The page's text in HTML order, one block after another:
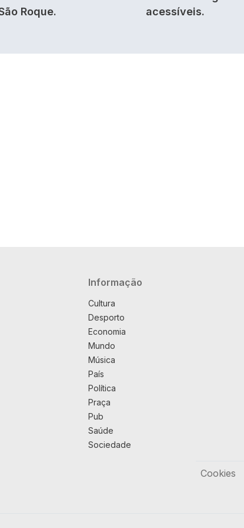
Roque.
acessíveis.
Navegação principal
Informação
Cultura
Desporto
Economia
Mundo
Música
País
Política
Praça
Pub
Saúde
Sociedade
Cookies